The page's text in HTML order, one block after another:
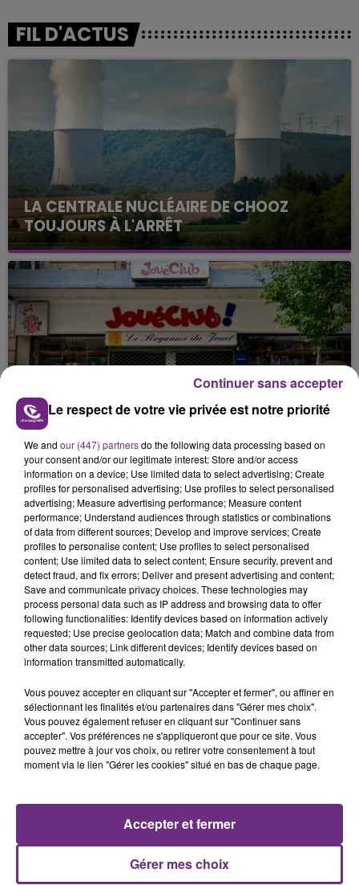
FIL D'ACTUS
LA CENTRALE NUCLÉAIRE DE CHOOZ
TOUJOURS À L'ARRÊT
Cela fait déjà une semaine que la centrale
nucléaire ardennaise est à l'arrêt. Une situation
justifiée par la sécheresse intense qui est toujours
présente.
LE MAGASIN JOUÉCLUB DE REIMS FERME
SES PORTES
C'était l'une des institutions du centre-ville
rémois. Le magasin JouéClub est contraint de
fermer ses portes.
TITRES DIFFUSÉS
15h07
15h07
OFENBACH & STARSAILOR
Four To The Floor
15h04
15h04
CALOGERO
En Apesanteur
15h01
15h01 14h58
14h58
Le respect de votre vie privée est notre priorité
We and our (447) partnersdo the following data processing based on
your consent and/or our legitimate interest: Store and/or access
information on a device; Use limited data to select advertising; Create
profiles for personalised advertising; Use profiles to select personalised
advertising; Measure advertising performance; Measure content
performance; Understand audiences through statistics or combinations
of data from different sources; Develop and improve services; Create
profiles to personalise content; Use profiles to select personalised
content; Use limited data to select content; Ensure security, prevent and
detect fraud, and fix errors; Deliver and present advertising and content;
Save and communicate privacy choices. These technologies may
process personal data such as IP address and browsing data to offer
following functionalities: Identify devices based on information actively
requested; Use precise geolocation data; Match and combine data from
other data sources; Link different devices; Identify devices based on
information transmitted automatically.
Vous pouvez accepter en cliquant sur "Accepter et fermer", ou affiner en
sélectionnant les finalités et/ou partenaires dans "Gérer mes choix".
Vous pouvez également refuser en cliquant sur "Continuer sans
accepter". Vos préférences ne s'appliqueront que pour ce site. Vous
pouvez mettre à jour vos choix, ou retirer votre consentement à tout
moment via le lien "Gérer les cookies" situé en bas de chaque page.
Gérer mes choix
Accepter et fermer
Continuer sans accepter